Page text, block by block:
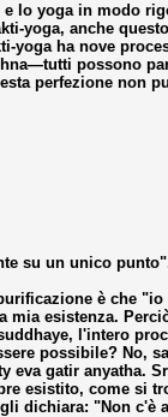
lo yoga in modo
yoga, anche
yoga ha nove
possono
perfezione non
su un unico
è che
esistenza.
l'intero
possibile? No,
eva gatir anyatha.
esistito, come si
dichiara: "Non